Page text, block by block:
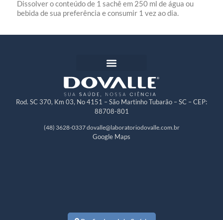
Dissolver o conteúdo de 1 sachê em 250 ml de água ou
bebida de sua preferência e consumir 1 vez ao dia.
Rod. SC 370, Km 03, No 4151 – São Martinho Tubarão – SC – CEP:
88708-801
(48) 3628-0337dovalle@laboratoriodovalle.com.br
Google Maps